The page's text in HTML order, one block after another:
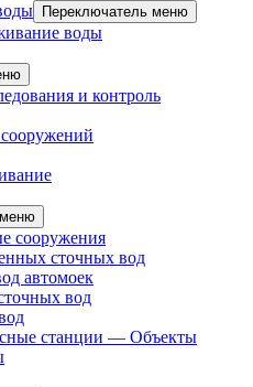
Переключатель меню
воды
и контроль
сооружения
сточных вод
автомоек
вод
станции — Объекты